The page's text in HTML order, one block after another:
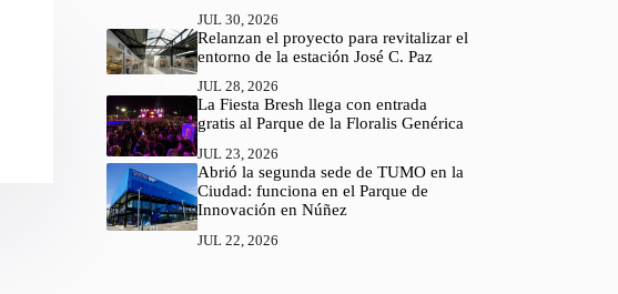
JUL 30, 2026
Relanzan el proyecto para revitalizar el
entorno de la estación José C. Paz
JUL 28, 2026
La Fiesta Bresh llega con entrada
gratis al Parque de la Floralis Genérica
JUL 23, 2026
Abrió la segunda sede de TUMO en la
Ciudad: funciona en el Parque de
Innovación en Núñez
JUL 22, 2026